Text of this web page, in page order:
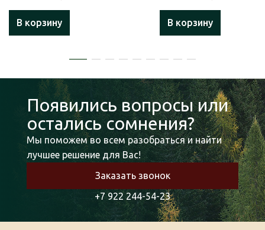
В корзину В корзину
Появились вопросы или
остались сомнения?
Мы поможем во всем разобраться и найти
лучшее решение для Вас!
Заказать звонок
+7 922 244-54-23